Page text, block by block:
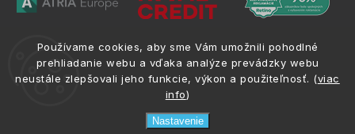
Používame cookies, aby sme Vám umožnili pohodlné
prehliadanie webu a vďaka analýze prevádzky webu
neustále zlepšovali jeho funkcie, výkon a použiteľnosť. (viac
info)
Nastavenie
Všetky práva vyhradené.